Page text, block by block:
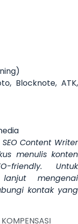
Blocknote, ATK,
Content Writer
menulis konten
friendly. Untuk
mengenai
kontak yang